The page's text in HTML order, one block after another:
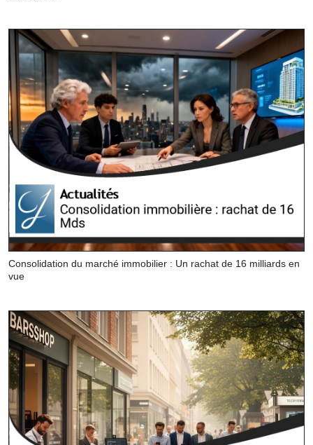
Consolidation du marché immobilier : Un rachat de 16 milliards en
vue